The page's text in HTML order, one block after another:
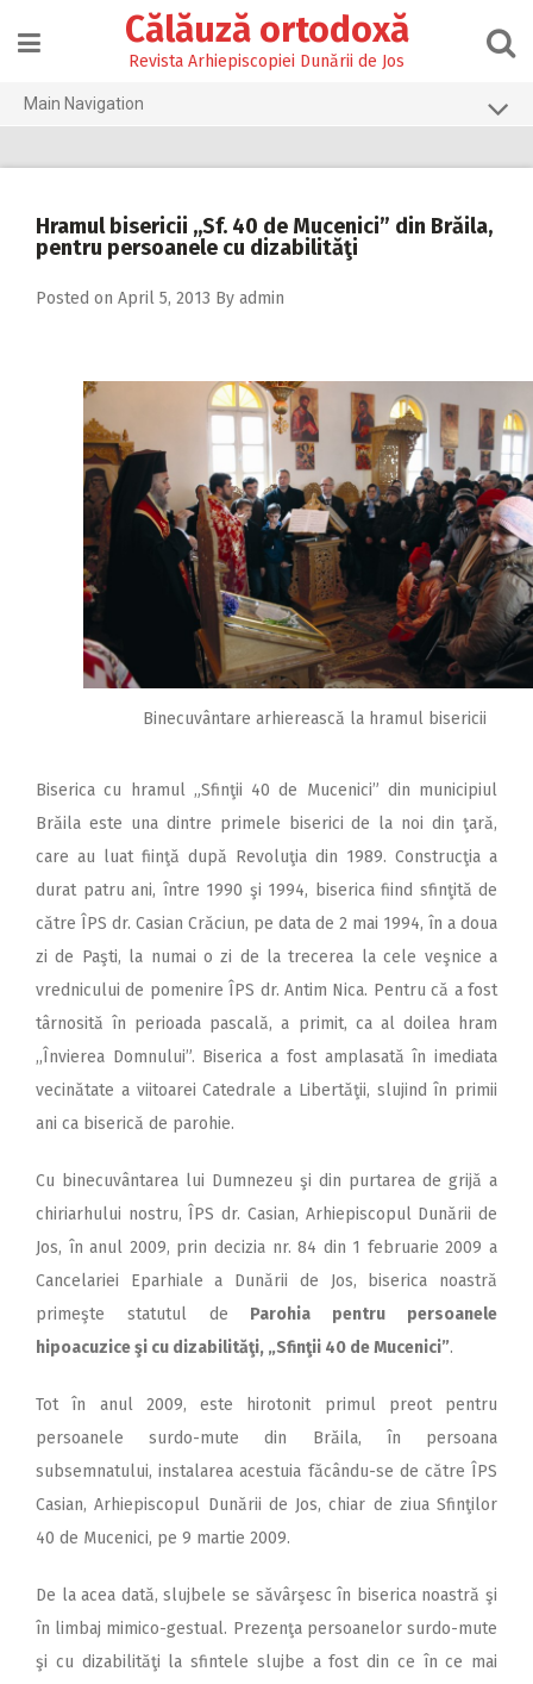
content
Călăuză ortodoxă
Revista Arhiepiscopiei Dunării de Jos
Main Navigation
2025
2011
2010
Hramul bisericii ,,Sf. 40 de Mucenici” din Brăila,
pentru persoanele cu dizabilităţi
Posted on April 5, 2013 By admin
Binecuvântare arhierească la hramul bisericii
Biserica cu hramul „Sfinţii 40 de Mucenici” din municipiul
Brăila este una dintre primele biserici de la noi din ţară,
care au luat fiinţă după Revoluţia din 1989. Construcţia a
durat patru ani, între 1990 şi 1994, biserica fiind sfinţită de
către ÎPS dr. Casian Crăciun, pe data de 2 mai 1994, în a doua
zi de Paşti, la numai o zi de la trecerea la cele veşnice a
vrednicului de pomenire ÎPS dr. Antim Nica. Pentru că a fost
târnosită în perioada pascală, a primit, ca al doilea hram
,,Învierea Domnului”. Biserica a fost amplasată în imediata
vecinătate a viitoarei Catedrale a Libertăţii, slujind în primii
ani ca biserică de parohie.
Cu binecuvântarea lui Dumnezeu şi din purtarea de grijă a
chiriarhului nostru, ÎPS dr. Casian, Arhiepiscopul Dunării de
Jos, în anul 2009, prin decizia nr. 84 din 1 februarie 2009 a
Cancelariei Eparhiale a Dunării de Jos, biserica noastră
primeşte statutul de Parohia pentru persoanele
hipoacuzice şi cu dizabilităţi, „Sfinţii 40 de Mucenici”.
Tot în anul 2009, este hirotonit primul preot pentru
persoanele surdo-mute din Brăila, în persoana
subsemnatului, instalarea acestuia făcându-se de către ÎPS
Casian, Arhiepiscopul Dunării de Jos, chiar de ziua Sfinţilor
40 de Mucenici, pe 9 martie 2009.
De la acea dată, slujbele se săvârşesc în biserica noastră şi
în limbaj mimico-gestual. Prezenţa persoanelor surdo-mute
şi cu dizabilităţi la sfintele slujbe a fost din ce în ce mai